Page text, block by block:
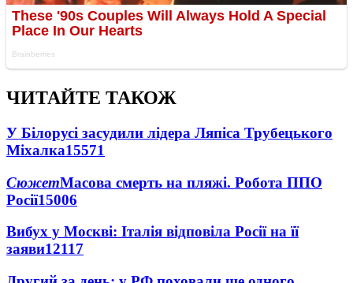
ЧИТАЙТЕ ТАКОЖ
У Білорусі засудили лідера Ляпіса Трубецького
Міхалка15571
СюжетМасова смерть на пляжі. Робота ППО
Росії15006
Вибух у Москві: Італія відповіла Росії на її
заяви12117